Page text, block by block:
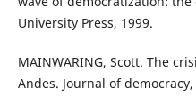
University Press, 1999.
MAINWARING, Scott. The
Andes. Journal of